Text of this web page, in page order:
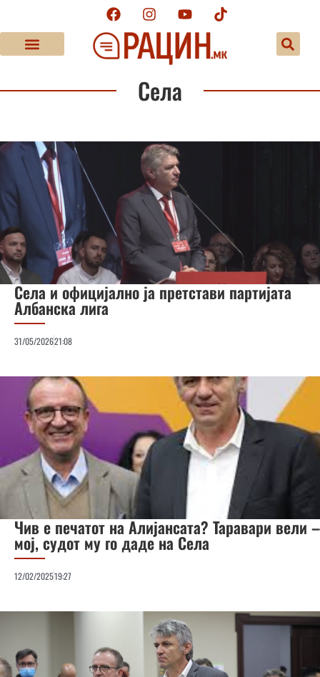
Села
Села и официјално ја претстави партијата
Албанска лига
31/05/202621:08
Чив е печатот на Алијансата? Таравари вели –
мој, судот му го даде на Села
12/02/202519:27